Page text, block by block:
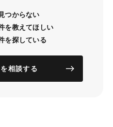
つからない
を教えてほしい
を探している
相談する